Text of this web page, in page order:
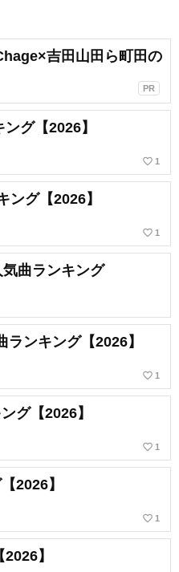
吉田山田ら町田の
PR
グ【2026】
favorite_border 1
グ【2026】
favorite_border 1
曲ランキング
ンキング【2026】
favorite_border 1
グ【2026】
favorite_border 1
2026】
favorite_border 1
】